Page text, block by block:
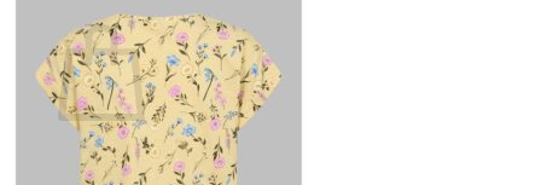
Ostoskori
Ostoskori on tyhjä.